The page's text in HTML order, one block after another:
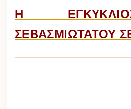
Η
ΣΕΒΑΣΜΙΩΤΑΤΟΥ